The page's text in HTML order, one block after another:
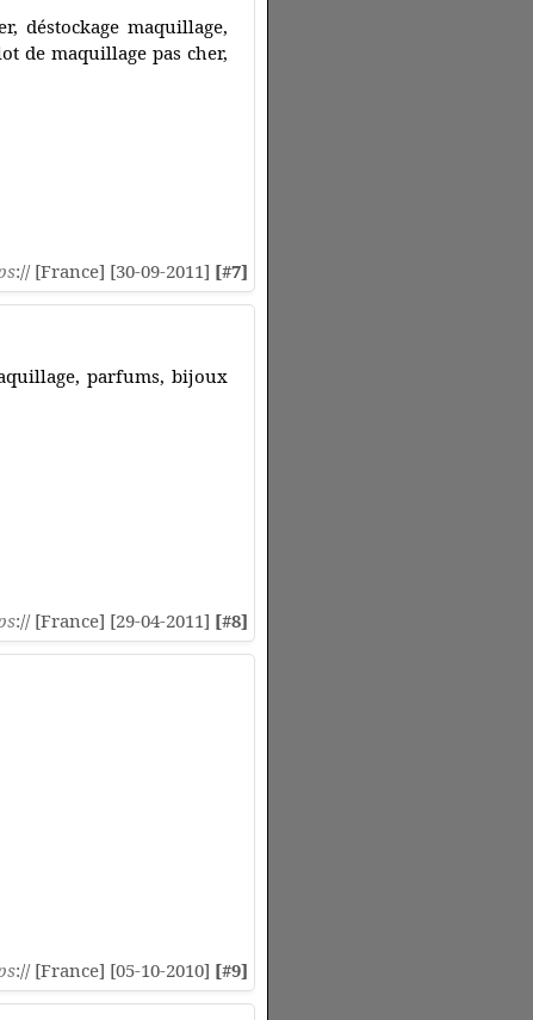
déstockage maquillage,
de maquillage pas cher,
:// [France] [30-09-2011] [#7]
parfums, bijoux
:// [France] [29-04-2011] [#8]
:// [France] [05-10-2010] [#9]